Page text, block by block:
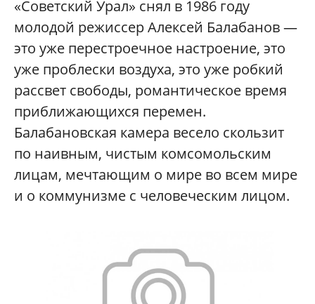
«Советский Урал» снял в 1986 году
молодой режиссер Алексей Балабанов —
это уже перестроечное настроение, это
уже проблески воздуха, это уже робкий
рассвет свободы, романтическое время
приближающихся перемен.
Балабановская камера весело скользит
по наивным, чистым комсомольским
лицам, мечтающим о мире во всем мире
и о коммунизме с человеческим лицом.